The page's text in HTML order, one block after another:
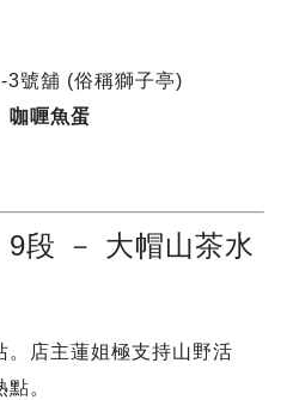
3號舖 (俗稱獅子亭)
咖喱魚蛋
段 － 大帽山茶水
。店主蓮姐極支持山野活
。